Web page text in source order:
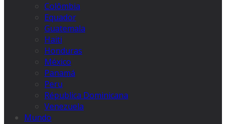
Colômbia
Equador
Guatemala
Haiti
Honduras
México
Panamá
Peru
Républica Dominicana
Venezuela
Mundo